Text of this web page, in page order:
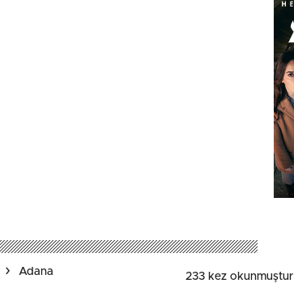
Adana 233 kez okunmuştur